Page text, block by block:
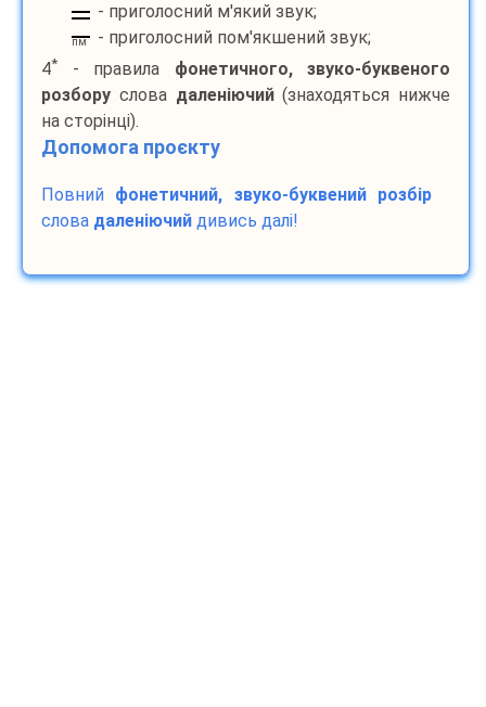
- приголосний м'який звук;
пм
- приголосний пом'якшений звук;
4* - правила фонетичного, звуко-буквеного
розбору слова даленіючий(знаходяться нижче
на сторінці).
Допомога проєкту
Повний фонетичний, звуко-буквений розбір
слова даленіючий дивись далі!